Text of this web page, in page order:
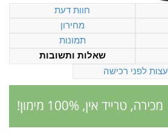
חוות דעת
מחירון
תמונות
שאלות ותשובות
עצות לפני רכישה